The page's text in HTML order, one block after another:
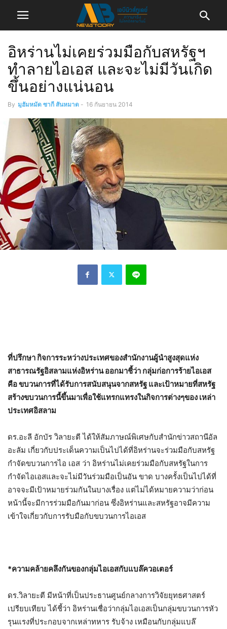
อิหร่านไม่เคยร่วมมือกับสหรัฐฯ
ทำลายไอเอส และจะไม่มีวันเกิด
ขึ้นอย่างแน่นอน
By มูฮัมหมัด ซากี สันหมาด - 16 กันยายน 2014
ที่ปรึกษา กิจการระหว่างประเทศของสำนักงานผู้นำสูงสุดแห่ง
สาธารณรัฐอิสลามแห่งอิหร่าน ออกมาชี้ว่า กลุ่มก่อการร้ายไอเอส
คือ ขบวนการที่ได้รับการสนับสนุนจากสหรัฐ และเป้าหมายที่สหรัฐ
สร้างขบวนการนี้ขึ้นมาเพื่อใช้แทรกแทรงในกิจการต่างๆของ เหล่า
ประเทศอิสลาม
ดร.อะลี อักบัร วิลายะตี ได้ให้สัมภาษณ์พิเศษกับสำนักข่าวสถานีอัล
อะลัม เกี่ยวกับประเด็นความเป็นไปได้ที่อิหร่านจะร่วมมือกับสหรัฐ
กำจัดขบวนการไอ เอส ว่า อิหร่านไม่เคยร่วมมือกับสหรัฐในการ
กำจัดไอเอสและจะไม่มีวันร่วมมือเป็นอัน ขาด บางครั้งเป็นไปได้ที่
อาจจะมีเป้าหมายร่วมกันในบางเรื่อง แต่ไม่ได้หมายความว่าก่อน
หน้านี้จะมีการร่วมมือกันมาก่อน ซึ่งอิหร่านและสหรัฐอาจมีความ
เข้าใจเกี่ยวกับการรับมือกับขบวนการไอเอส
*ความคล้ายคลึงกันของกลุ่มไอเอสกับแบล๊ควอเตอร์
ดร.วิลายะตี มีหน้าที่เป็นประธานศูนย์กลางการวิจัยยุทธศาสตร์
เปรียบเทียบ ได้ชี้ว่า อิหร่านเชื่อว่ากลุ่มไอเอสเป็นกลุ่มขบวนการหัว
รุนแรงที่ประกอบจากเหล่าทหาร รับจ้าง เหมือนกับกลุ่มแบล๊